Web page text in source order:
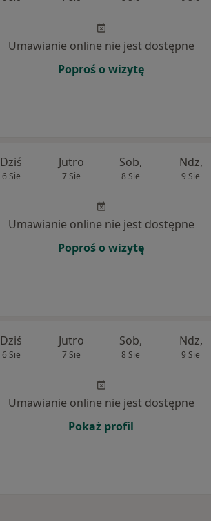
Umawianie online nie jest dostępne
Poproś o wizytę
Dziś
6 Sie
Jutro
7 Sie
Sob,
8 Sie
Ndz,
9 Sie
Umawianie online nie jest dostępne
Poproś o wizytę
Dziś
6 Sie
Jutro
7 Sie
Sob,
8 Sie
Ndz,
9 Sie
Umawianie online nie jest dostępne
Pokaż profil